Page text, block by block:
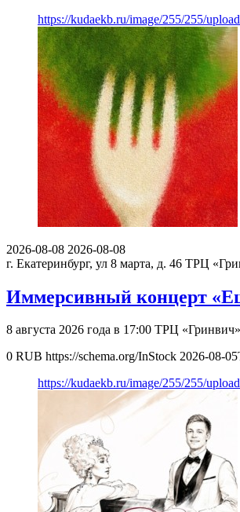
https://kudaekb.ru/image/255/255/
2026-08-08 2026-08-08
г. Екатеринбург, ул 8 марта, д. 46 ТРЦ
Иммерсивный концерт
8 августа 2026 года в 17:00 ТРЦ
0 RUB https://schema.org/InStock 2026-08-
https://kudaekb.ru/image/255/255/